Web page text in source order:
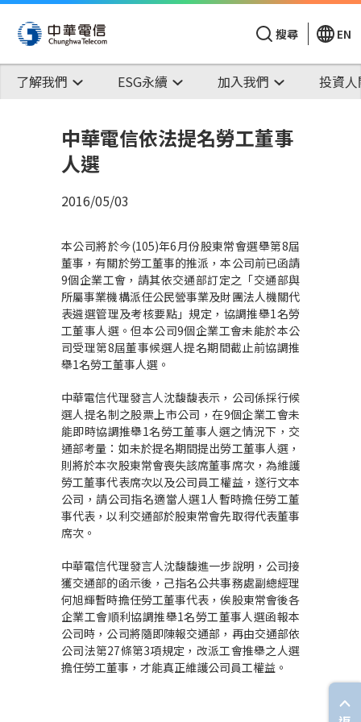
搜尋 EN
了解我們 ESG永續 加入我們 投資
中華電信依法提名勞工董事
人選
2016/05/03
本公司將於今(105)年6月份股東常會選舉第8屆
董事，有關於勞工董事的推派，本公司前已函請
9個企業工會，請其依交通部訂定之「交通部與
所屬事業機構派任公民營事業及財團法人機關代
表遴選管理及考核要點」規定，協調推舉1名勞
工董事人選。但本公司9個企業工會未能於本公
司受理第8屆董事候選人提名期間截止前協調推
舉1名勞工董事人選。
中華電信代理發言人沈馥馥表示，公司係採行候
選人提名制之股票上市公司，在9個企業工會未
能即時協調推舉1名勞工董事人選之情況下，交
通部考量：如未於提名期間提出勞工董事人選，
則將於本次股東常會喪失該席董事席次，為維護
勞工董事代表席次以及公司員工權益，遂行文本
公司，請公司指名適當人選1人暫時擔任勞工董
事代表，以利交通部於股東常會先取得代表董事
席次。
中華電信代理發言人沈馥馥進一步說明，公司接
獲交通部的函示後，己指名公共事務處副總經理
何旭輝暫時擔任勞工董事代表，俟股東常會後各
企業工會順利協調推舉1名勞工董事人選函報本
公司時，公司將隨即陳報交通部，再由交通部依
公司法第27條第3項規定，改派工會推舉之人選
擔任勞工董事，才能真正維護公司員工權益。